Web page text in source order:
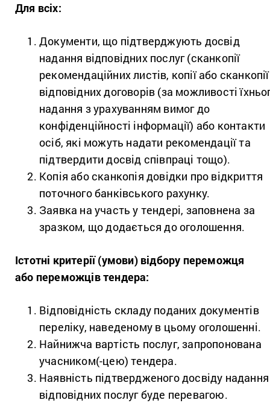
Для всіх:
Документи, що підтверджують досвід
надання відповідних послуг (сканкопії
рекомендаційних листів, копії або сканкопії
відповідних договорів (за можливості
надання з урахуванням вимог до
конфіденційності інформації) або контакти
осіб, які можуть надати рекомендації та
підтвердити досвід співпраці тощо).
Копія або сканкопія довідки про відкриття
поточного банківського рахунку.
Заявка на участь у тендері, заповнена за
зразком, що додається до оголошення.
Істотні критерії (умови) відбору переможця
або переможців тендера:
Відповідність складу поданих документів
переліку, наведеному в цьому оголошенні.
Найнижча вартість послуг, запропонована
учасником(-цею) тендера.
Наявність підтвердженого досвіду надання
відповідних послуг буде перевагою.